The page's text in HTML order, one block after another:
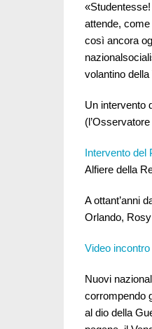
attende,
così ancora
volantino
Un intervento
Intervento del
Alfiere della
A ottant’anni
Orlando,
Video
Nuovi
corrompendo
al dio della